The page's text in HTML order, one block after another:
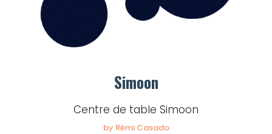
Simoon
Centre de table Simoon
by Rémi Casado